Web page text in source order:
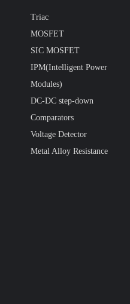
Triac
MOSFET
SIC MOSFET
IPM(Intelligent Power
Modules)
DC-DC step-down
Comparators
Voltage Detector
Metal Alloy Resistance